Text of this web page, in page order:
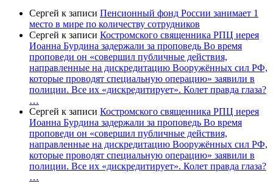
Сергей к записи Пенсионный фонд России занимает 1
место в мире по количеству сотрудников
Сергей к записи Костромского священника РПЦ иерея
Иоанна Бурдина задержали за проповедь Во время
проповеди он «совершил публичные действия,
направленные на дискредитацию Вооружённых сил РФ,
которые проводят специальную операцию» заявили в
полиции. Все их «дискредитирует». Колет правда глаза?
…
Сергей к записи Костромского священника РПЦ иерея
Иоанна Бурдина задержали за проповедь Во время
проповеди он «совершил публичные действия,
направленные на дискредитацию Вооружённых сил РФ,
которые проводят специальную операцию» заявили в
полиции. Все их «дискредитирует». Колет правда глаза?
…